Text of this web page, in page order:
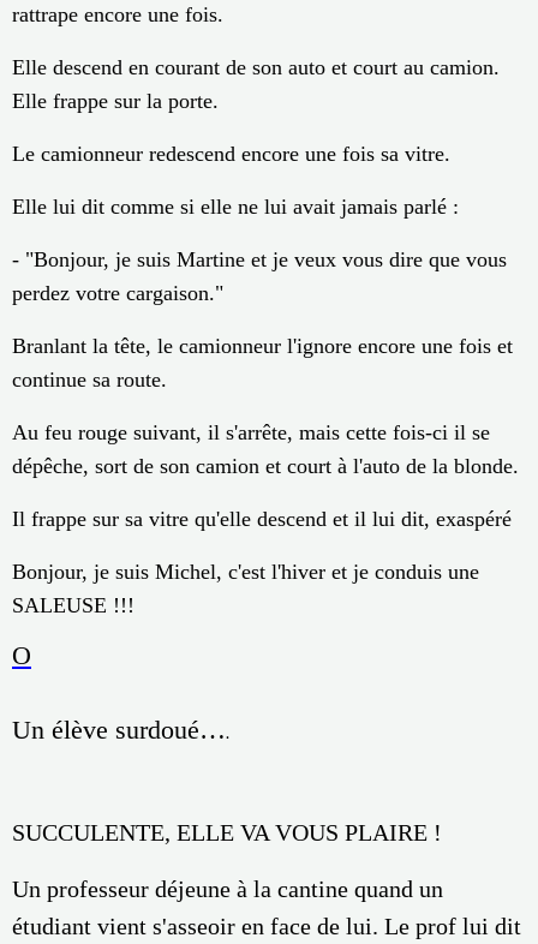
rattrape encore une fois.
Elle descend en courant de son auto et court au camion.
Elle frappe sur la porte.
Le camionneur redescend encore une fois sa vitre.
Elle lui dit comme si elle ne lui avait jamais parlé :
- "Bonjour, je suis Martine et je veux vous dire que vous
perdez votre cargaison."
Branlant la tête, le camionneur l'ignore encore une fois et
continue sa route.
Au feu rouge suivant, il s'arrête, mais cette fois-ci il se
dépêche, sort de son camion et court à l'auto de la blonde.
Il frappe sur sa vitre qu'elle descend et il lui dit, exaspéré
Bonjour, je suis Michel, c'est l'hiver et je conduis une
SALEUSE !!!
O
Un élève surdoué….
SUCCULENTE, ELLE VA VOUS PLAIRE !
Un professeur déjeune à la cantine quand un
étudiant vient s'asseoir en face de lui. Le prof lui dit